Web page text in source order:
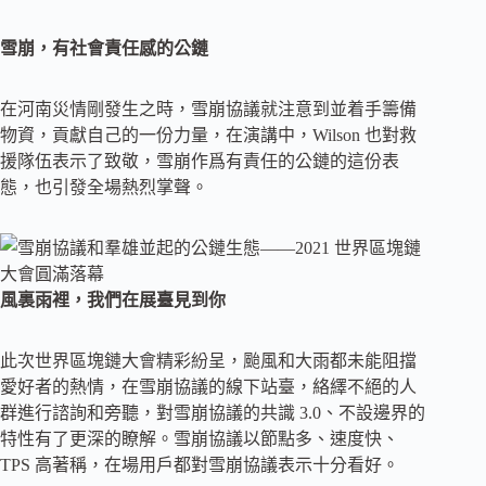
雪崩，有社會責任感的公鏈
在河南災情剛發生之時，雪崩協議就注意到並着手籌備
物資，貢獻自己的一份力量，在演講中，Wilson 也對救
援隊伍表示了致敬，雪崩作爲有責任的公鏈的這份表
態，也引發全場熱烈掌聲。
風裏雨裡，我們在展臺見到你
此次世界區塊鏈大會精彩紛呈，颱風和大雨都未能阻擋
愛好者的熱情，在雪崩協議的線下站臺，絡繹不絕的人
群進行諮詢和旁聽，對雪崩協議的共識 3.0、不設邊界的
特性有了更深的瞭解。雪崩協議以節點多、速度快、
TPS 高著稱，在場用戶都對雪崩協議表示十分看好。